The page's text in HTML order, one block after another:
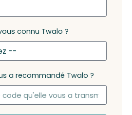
connu Twalo ?
a recommandé Twalo ?